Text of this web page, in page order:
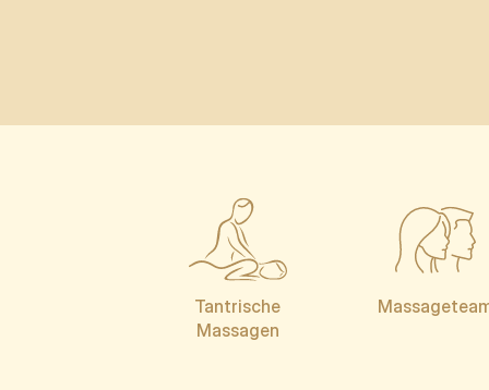
Tantrische
Massagen